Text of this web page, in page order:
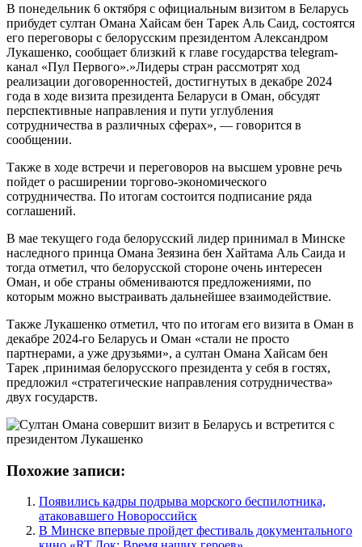
В понедельник 6 октября с официальным визитом в Беларусь
прибудет султан Омана Хайсам бен Тарек Аль Саид, состоятся
его переговоры с белорусским президентом Александром
Лукашенко, сообщает близкий к главе государства telegram-
канал «Пул Первого».»Лидеры стран рассмотрят ход
реализации договоренностей, достигнутых в декабре 2024
года в ходе визита президента Беларуси в Оман, обсудят
перспективные направления и пути углубления
сотрудничества в различных сферах», — говорится в
сообщении.
Также в ходе встречи и переговоров на высшем уровне речь
пойдет о расширении торгово-экономического
сотрудничества. По итогам состоится подписание ряда
соглашений.
В мае текущего года белорусский лидер принимал в Минске
наследного принца Омана Зеязина бен Хайтама Аль Саида и
тогда отметил, что белорусской стороне очень интересен
Оман, и обе страны обмениваются предложениями, по
которым можно выстраивать дальнейшее взаимодействие.
Также Лукашенко отметил, что по итогам его визита в Оман в
декабре 2024-го Беларусь и Оман «стали не просто
партнерами, а уже друзьями», а султан Омана Хайсам бен
Тарек ,принимая белорусского президента у себя в гостях,
предложил «стратегические направления сотрудничества»
двух государств.
Похожие записи:
Появились кадры подрыва морского беспилотника,
атаковавшего Новороссийск
В Минске впервые пройдет фестиваль документального